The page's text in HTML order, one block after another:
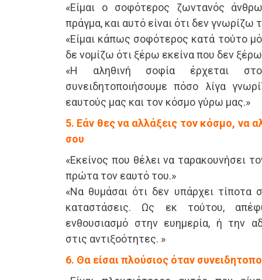
«Είμαι ο σοφότερος ζωντανός
πράγμα, και αυτό είναι ότι δεν γνωρίζω
«Είμαι κάπως σοφότερος κατά τούτο
δε νομίζω ότι ξέρω εκείνα που δεν
«Η αληθινή σοφία έρχεται
συνειδητοποιήσουμε πόσο λίγα
εαυτούς μας και τον κόσμο γύρω μας.»
5. Εάν θες να αλλάξεις τον κόσμο, να
σου
«Εκείνος που θέλει να ταρακουνήσει
πρώτα τον εαυτό του.»
«Να θυμάσαι ότι δεν υπάρχει τίποτα
καταστάσεις. Ως εκ τούτου,
ενθουσιασμό στην ευημερία, ή την
στις αντιξοότητες. »
6. Θα είσαι πλούσιος όταν